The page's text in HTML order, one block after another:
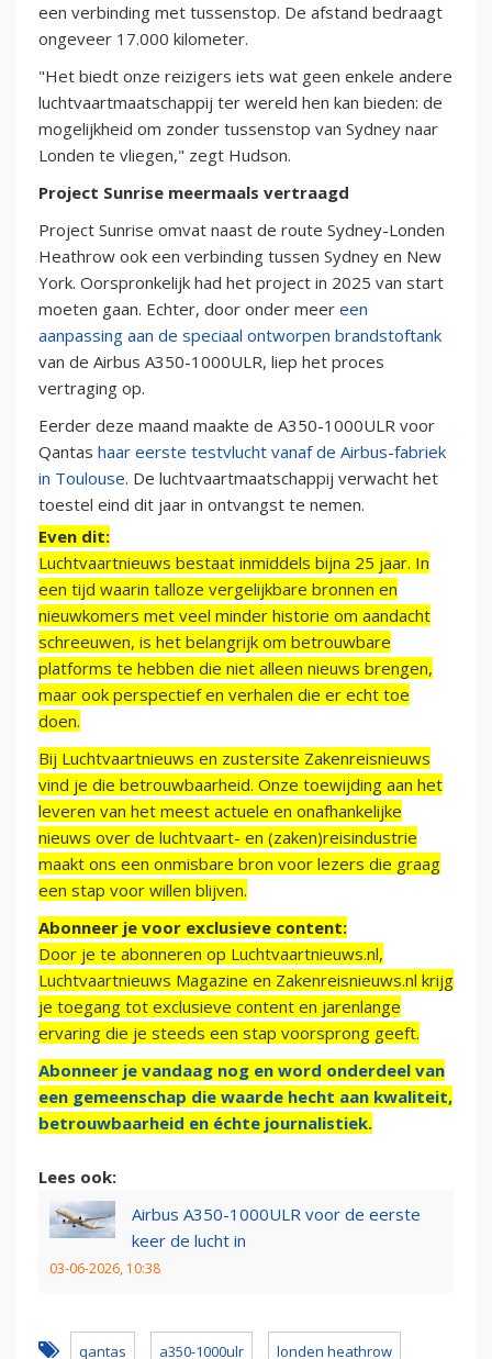
een verbinding met tussenstop. De afstand bedraagt
ongeveer 17.000 kilometer.
"Het biedt onze reizigers iets wat geen enkele andere
luchtvaartmaatschappij ter wereld hen kan bieden: de
mogelijkheid om zonder tussenstop van Sydney naar
Londen te vliegen," zegt Hudson.
Project Sunrise meermaals vertraagd
Project Sunrise omvat naast de route Sydney-Londen
Heathrow ook een verbinding tussen Sydney en New
York. Oorspronkelijk had het project in 2025 van start
moeten gaan. Echter, door onder meer een
aanpassing aan de speciaal ontworpen brandstoftank
van de Airbus A350-1000ULR, liep het proces
vertraging op.
Eerder deze maand maakte de A350-1000ULR voor
Qantas haar eerste testvlucht vanaf de Airbus-fabriek
in Toulouse. De luchtvaartmaatschappij verwacht het
toestel eind dit jaar in ontvangst te nemen.
Even dit:
Luchtvaartnieuws bestaat inmiddels bijna 25 jaar. In
een tijd waarin talloze vergelijkbare bronnen en
nieuwkomers met veel minder historie om aandacht
schreeuwen, is het belangrijk om betrouwbare
platforms te hebben die niet alleen nieuws brengen,
maar ook perspectief en verhalen die er echt toe
doen.
Bij Luchtvaartnieuws en zustersite Zakenreisnieuws
vind je die betrouwbaarheid. Onze toewijding aan het
leveren van het meest actuele en onafhankelijke
nieuws over de luchtvaart- en (zaken)reisindustrie
maakt ons een onmisbare bron voor lezers die graag
een stap voor willen blijven.
Abonneer je voor exclusieve content:
Door je te abonneren op Luchtvaartnieuws.nl,
Luchtvaartnieuws Magazine en Zakenreisnieuws.nl krijg
je toegang tot exclusieve content en jarenlange
ervaring die je steeds een stap voorsprong geeft.
Abonneer je vandaag nog en word onderdeel van
een gemeenschap die waarde hecht aan kwaliteit,
betrouwbaarheid en échte journalistiek.
Lees ook:
Airbus A350-1000ULR voor de eerste
keer de lucht in
03-06-2026, 10:38
qantas a350-1000ulr londen heathrow